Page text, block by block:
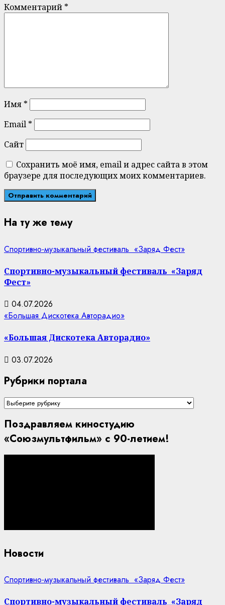
Комментарий *
Имя *
Email *
Сайт
Сохранить моё имя, email и адрес сайта в этом
браузере для последующих моих комментариев.
На ту же тему
Спортивно-музыкальный фестиваль «Заряд Фест»
Спортивно-музыкальный фестиваль «Заряд
Фест»
04.07.2026
«Большая Дискотека Авторадио»
«Большая Дискотека Авторадио»
03.07.2026
Рубрики портала
Рубрики
Поздравляем киностудию
«Союзмультфильм» с 90-летием!
Новости
Спортивно-музыкальный фестиваль «Заряд Фест»
Спортивно-музыкальный фестиваль «Заряд